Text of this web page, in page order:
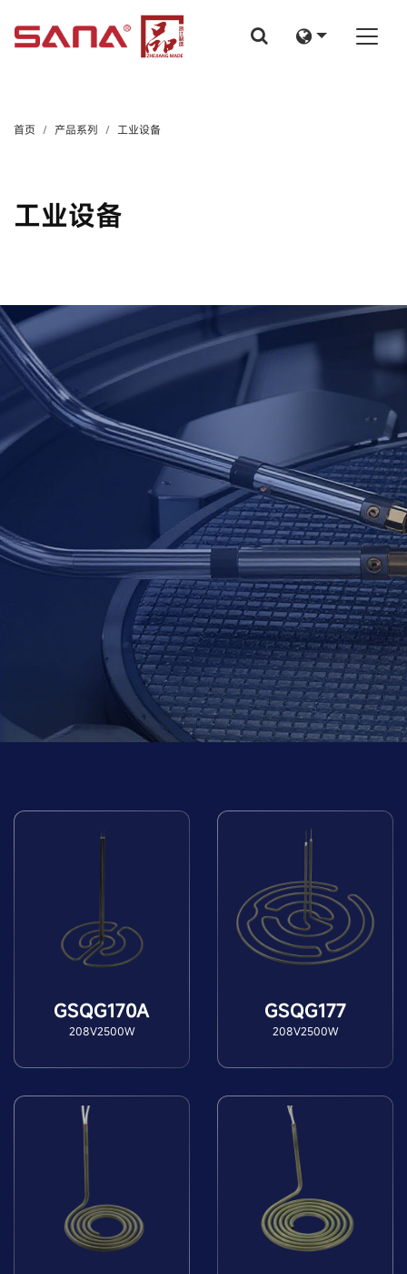
首页 产品系列 工业设备
工业设备
GSQG170A
208V2500W
GSQG177
208V2500W